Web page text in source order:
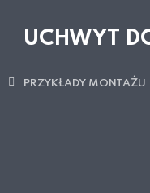
UCHWYT
PRZYKŁADY MONTAŻU